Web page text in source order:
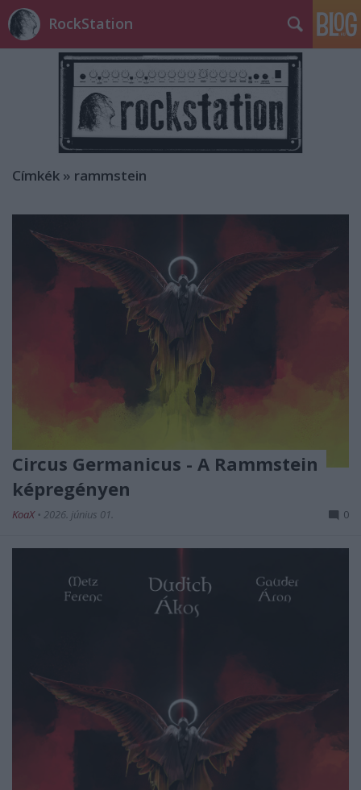
RockStation
Címkék » rammstein
Circus Germanicus - A Rammstein
képregényen
KoaX • 2026. június 01. 0